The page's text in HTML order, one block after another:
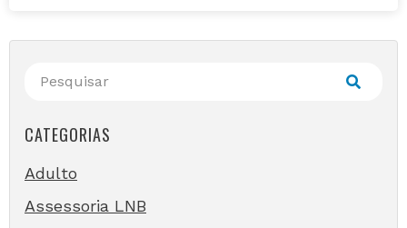
CATEGORIAS
Adulto
Assessoria LNB